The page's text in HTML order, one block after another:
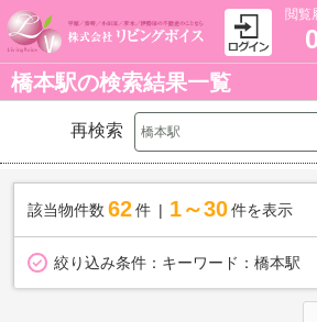
閲覧
橋本駅の検索結果一覧
再検索
該当物件数 62件 1～30 件を表示
絞り込み条件： キーワード：橋本駅